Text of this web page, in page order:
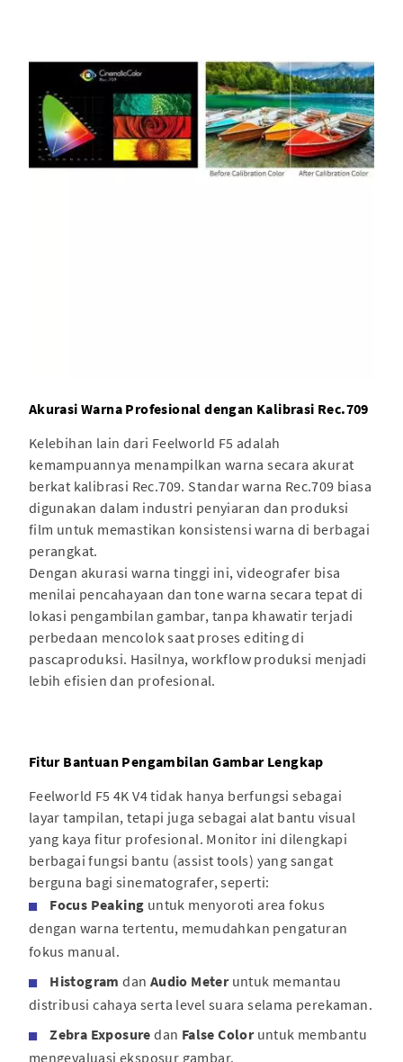
Akurasi Warna Profesional dengan Kalibrasi Rec.709
Kelebihan lain dari Feelworld F5 adalah
kemampuannya menampilkan warna secara akurat
berkat kalibrasi Rec.709. Standar warna Rec.709 biasa
digunakan dalam industri penyiaran dan produksi
film untuk memastikan konsistensi warna di berbagai
perangkat.
Dengan akurasi warna tinggi ini, videografer bisa
menilai pencahayaan dan tone warna secara tepat di
lokasi pengambilan gambar, tanpa khawatir terjadi
perbedaan mencolok saat proses editing di
pascaproduksi. Hasilnya, workflow produksi menjadi
lebih efisien dan profesional.
Fitur Bantuan Pengambilan Gambar Lengkap
Feelworld F5 4K V4 tidak hanya berfungsi sebagai
layar tampilan, tetapi juga sebagai alat bantu visual
yang kaya fitur profesional. Monitor ini dilengkapi
berbagai fungsi bantu (assist tools) yang sangat
berguna bagi sinematografer, seperti:
Focus Peaking untuk menyoroti area fokus
dengan warna tertentu, memudahkan pengaturan
fokus manual.
Histogram dan Audio Meteruntuk memantau
distribusi cahaya serta level suara selama perekaman.
Zebra Exposure dan False Coloruntuk membantu
mengevaluasi eksposur gambar.